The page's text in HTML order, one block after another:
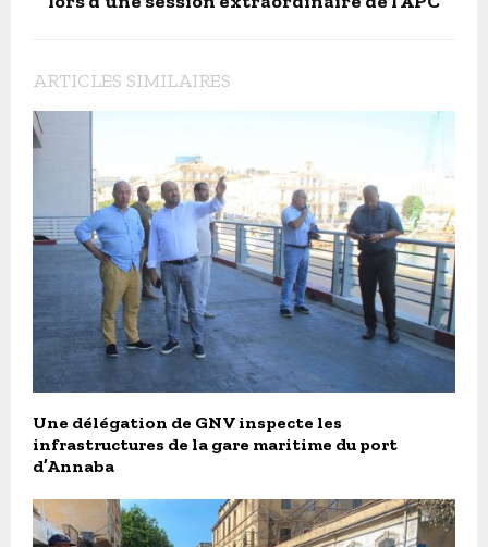
ARTICLES SIMILAIRES
Une délégation de GNV inspecte les
infrastructures de la gare maritime du port
d’Annaba